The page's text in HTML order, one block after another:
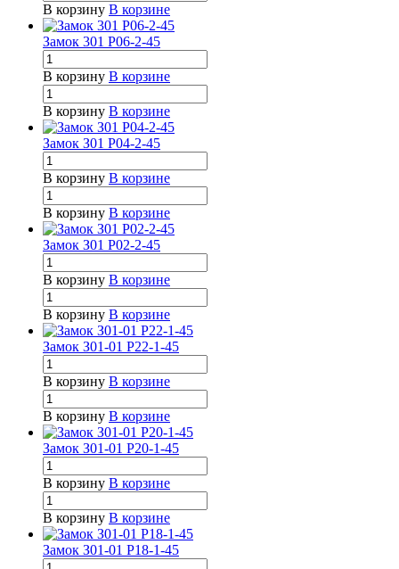
В корзину В корзине
Замок 301 Р06-2-45
В корзину В корзине
В корзину В корзине
Замок З01 Р04-2-45
В корзину В корзине
В корзину В корзине
Замок З01 Р02-2-45
В корзину В корзине
В корзину В корзине
Замок З01-01 Р22-1-45
В корзину В корзине
В корзину В корзине
Замок З01-01 Р20-1-45
В корзину В корзине
В корзину В корзине
Замок З01-01 Р18-1-45